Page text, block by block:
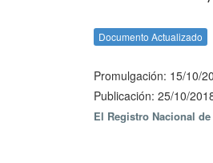
Documento Actualizado
Promulgación: 15/10/
Publicación: 25/10/
El Registro Nacional